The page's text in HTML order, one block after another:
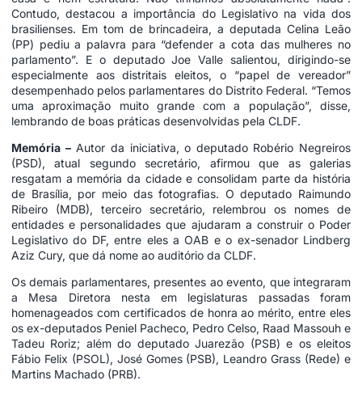
Contudo, destacou a importância do Legislativo na vida dos
brasilienses. Em tom de brincadeira, a deputada Celina Leão
(PP) pediu a palavra para “defender a cota das mulheres no
parlamento”. E o deputado Joe Valle salientou, dirigindo-se
especialmente aos distritais eleitos, o “papel de vereador”
desempenhado pelos parlamentares do Distrito Federal. “Temos
uma aproximação muito grande com a população”, disse,
lembrando de boas práticas desenvolvidas pela CLDF.
Memória –Autor da iniciativa, o deputado Robério Negreiros
(PSD), atual segundo secretário, afirmou que as galerias
resgatam a memória da cidade e consolidam parte da história
de Brasília, por meio das fotografias. O deputado Raimundo
Ribeiro (MDB), terceiro secretário, relembrou os nomes de
entidades e personalidades que ajudaram a construir o Poder
Legislativo do DF, entre eles a OAB e o ex-senador Lindberg
Aziz Cury, que dá nome ao auditório da CLDF.
Os demais parlamentares, presentes ao evento, que integraram
a Mesa Diretora nesta em legislaturas passadas foram
homenageados com certificados de honra ao mérito, entre eles
os ex-deputados Peniel Pacheco, Pedro Celso, Raad Massouh e
Tadeu Roriz; além do deputado Juarezão (PSB) e os eleitos
Fábio Felix (PSOL), José Gomes (PSB), Leandro Grass (Rede) e
Martins Machado (PRB).